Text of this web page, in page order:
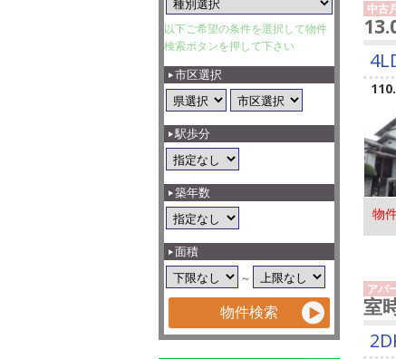
中古
物
アパ
室
以下ご希望の条件を選択して物件
検索ボタンを押して下さい
市区選択
駅歩分
築年数
面積
～